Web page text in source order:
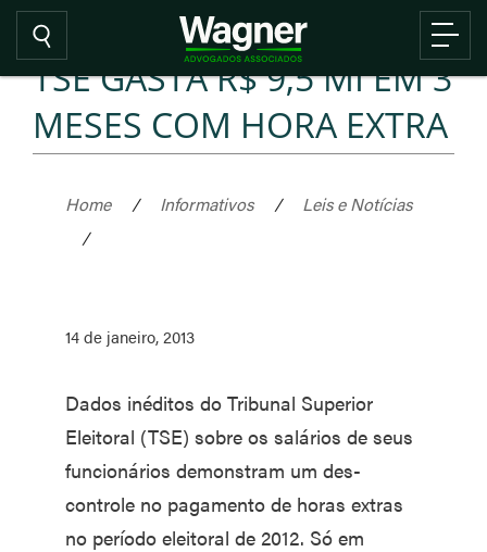
TSE GASTA R$ 9,5 MI EM 3
MESES COM HORA EXTRA
Home / Informativos /
Leis e Notícias
/
14 de janeiro, 2013
Dados inéditos do Tribunal Superior
Eleitoral (TSE) so­bre os salários de seus
funcio­nários demonstram um des­
controle no pagamento de ho­ras extras
no período eleito­ral de 2012. Só em